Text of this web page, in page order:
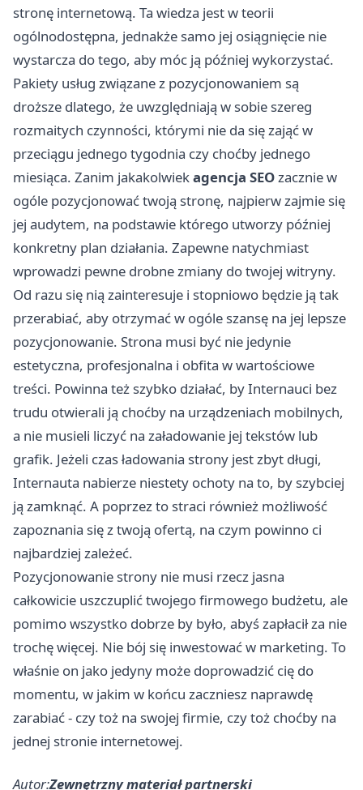
stronę internetową. Ta wiedza jest w teorii
ogólnodostępna, jednakże samo jej osiągnięcie nie
wystarcza do tego, aby móc ją później wykorzystać.
Pakiety usług związane z pozycjonowaniem są
droższe dlatego, że uwzględniają w sobie szereg
rozmaitych czynności, którymi nie da się zająć w
przeciągu jednego tygodnia czy choćby jednego
miesiąca. Zanim jakakolwiekagencja SEOzacznie w
ogóle pozycjonować twoją stronę, najpierw zajmie się
jej audytem, na podstawie którego utworzy później
konkretny plan działania. Zapewne natychmiast
wprowadzi pewne drobne zmiany do twojej witryny.
Od razu się nią zainteresuje i stopniowo będzie ją tak
przerabiać, aby otrzymać w ogóle szansę na jej lepsze
pozycjonowanie. Strona musi być nie jedynie
estetyczna, profesjonalna i obfita w wartościowe
treści. Powinna też szybko działać, by Internauci bez
trudu otwierali ją choćby na urządzeniach mobilnych,
a nie musieli liczyć na załadowanie jej tekstów lub
grafik. Jeżeli czas ładowania strony jest zbyt długi,
Internauta nabierze niestety ochoty na to, by szybciej
ją zamknąć. A poprzez to straci również możliwość
zapoznania się z twoją ofertą, na czym powinno ci
najbardziej zależeć.
Pozycjonowanie strony nie musi rzecz jasna
całkowicie uszczuplić twojego firmowego budżetu, ale
pomimo wszystko dobrze by było, abyś zapłacił za nie
trochę więcej. Nie bój się inwestować w marketing. To
właśnie on jako jedyny może doprowadzić cię do
momentu, w jakim w końcu zaczniesz naprawdę
zarabiać - czy toż na swojej firmie, czy toż choćby na
jednej stronie internetowej.
Autor:Zewnętrzny materiał partnerski